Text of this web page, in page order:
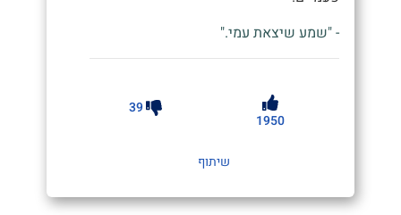
- "שמע שיצאת עמי."
1950
39
שיתוף